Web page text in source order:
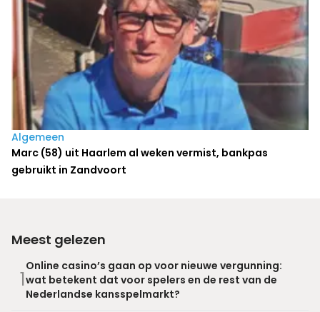
Algemeen
Marc (58) uit Haarlem al weken vermist, bankpas
gebruikt in Zandvoort
Meest gelezen
1
Online casino’s gaan op voor nieuwe vergunning:
wat betekent dat voor spelers en de rest van de
Nederlandse kansspelmarkt?